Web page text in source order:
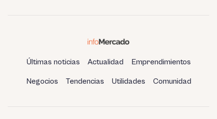
Últimas noticias Actualidad Emprendimientos
Negocios Tendencias Utilidades Comunidad